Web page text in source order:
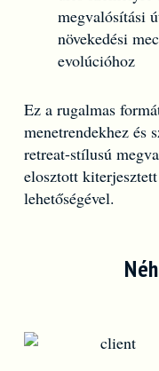
megvalósítási
növekedési
evolúcióhoz
Ez a rugalmas
menetrendekhez és
retreat-stílusú
elosztott
lehetőségével.